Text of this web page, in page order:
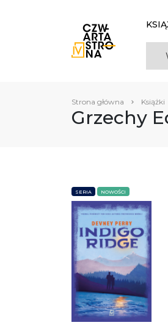
Strona główna Książki
Grzechy
SERIA NOWOŚCI